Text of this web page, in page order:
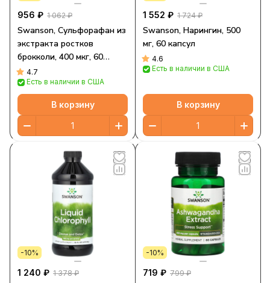
956 ₽ 1 062 ₽
Swanson, Сульфорафан из
экстракта ростков
брокколи, 400 мкг, 60
растительных капсул
4.7
Есть в наличии в США
В корзину
1 552 ₽ 1 724 ₽
Swanson, Нарингин, 500
мг, 60 капсул
4.6
Есть в наличии в США
В корзину
-10%
1 240 ₽ 1 378 ₽
-10%
719 ₽ 799 ₽